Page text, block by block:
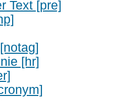
Text [pre]
[hr]